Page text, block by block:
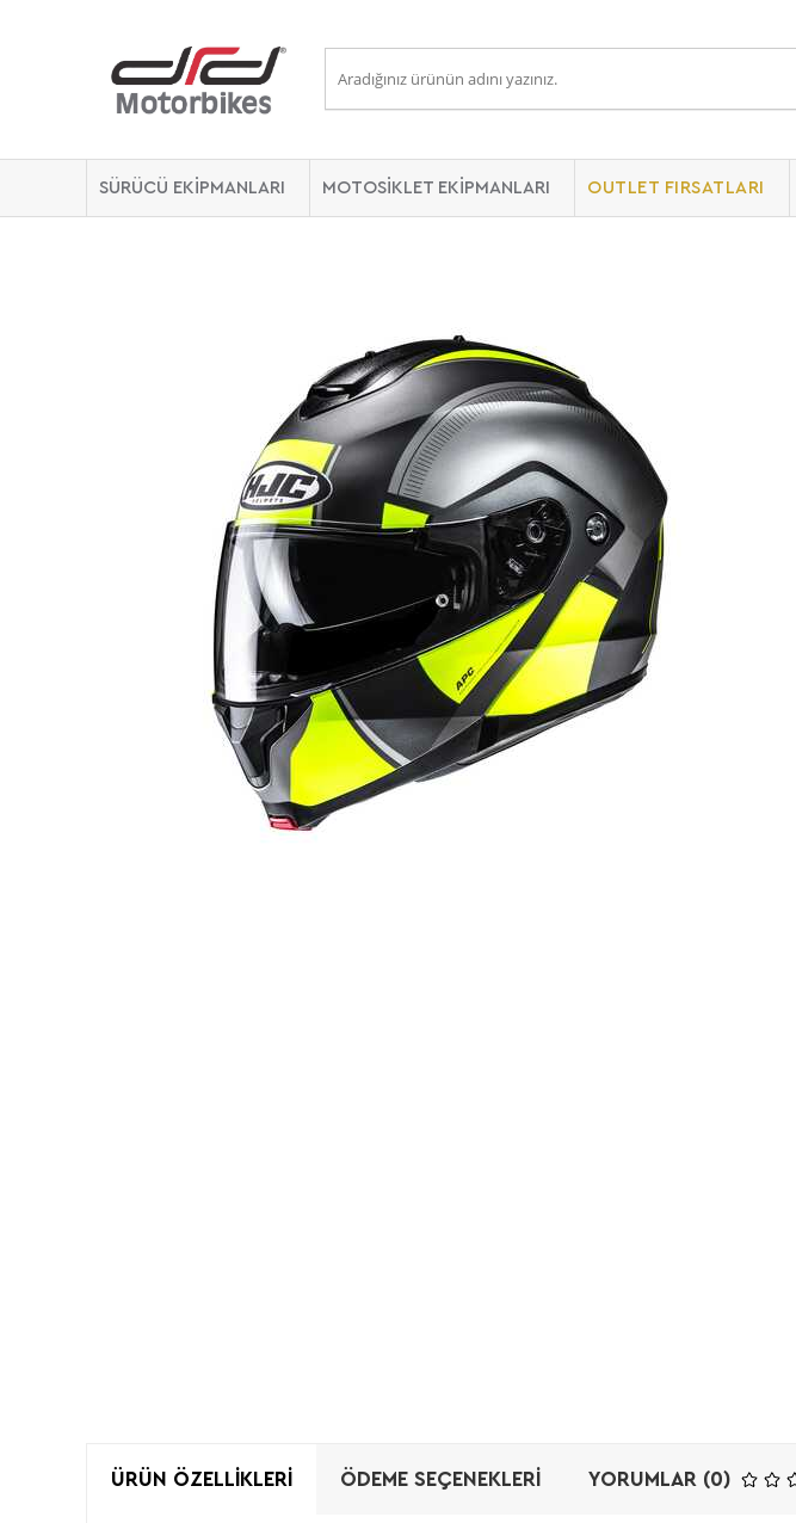
SÜRÜCÜ EKİPMANLARI MOTOSİKLET EKİPMANLARI OUTLET FIRSATLARI
ÜRÜN ÖZELLIKLERI ÖDEME SEÇENEKLERI YORUMLAR (0)